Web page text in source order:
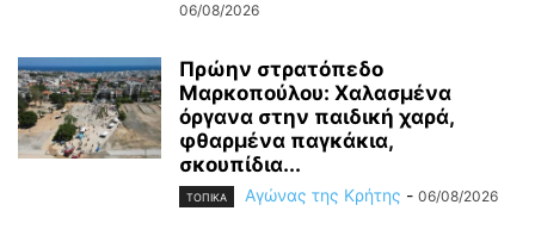
06/08/2026
Πρώην στρατόπεδο
Μαρκοπούλου: Χαλασμένα
όργανα στην παιδική χαρά,
φθαρμένα παγκάκια,
σκουπίδια...
ΤΟΠΙΚΑ Αγώνας της Κρήτης - 06/08/2026